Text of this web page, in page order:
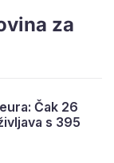
za
Čak 26
s 395